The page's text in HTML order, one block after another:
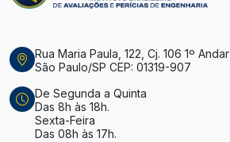
Rua Maria Paula, 122, Cj. 106 1º Andar
São Paulo/SP CEP: 01319-907
De Segunda a Quinta
Das 8h às 18h.
Sexta-Feira
Das 08h às 17h.